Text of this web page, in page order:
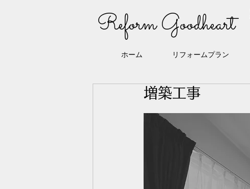
Reform Goodheart
ホーム リフォームプラン
増築工事